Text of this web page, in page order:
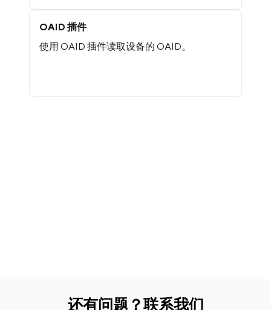
OAID 插件
使用 OAID 插件读取设备的 OAID。
还有问题？联系我们